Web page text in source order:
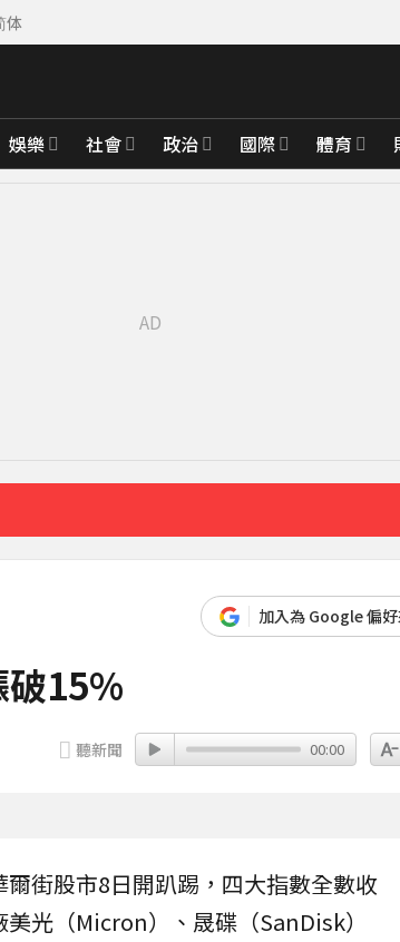
体
娛樂 社會 政治 國際 體育
加入為 Google 偏
15%
聽新聞 00:00
街股市8日開趴踢，四大指數全數收
美光（Micron）、晟碟（SanDisk）